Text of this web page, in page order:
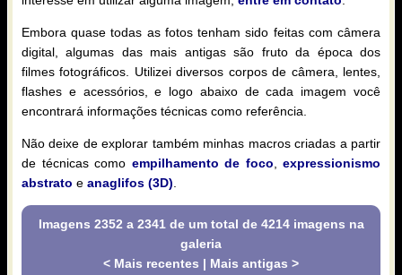
Embora quase todas as fotos tenham sido feitas com câmera
digital, algumas das mais antigas são fruto da época dos
filmes fotográficos. Utilizei diversos corpos de câmera, lentes,
flashes e acessórios, e logo abaixo de cada imagem você
encontrará informações técnicas como referência.
Não deixe de explorar também minhas macros criadas a partir
de técnicas como empilhamento de foco, expressionismo
abstrato e anaglifos (3D).
Imagens 2352 a 2341 de um total de 4214 imagens na
galeria
< Mais recentes | Mais antigas >